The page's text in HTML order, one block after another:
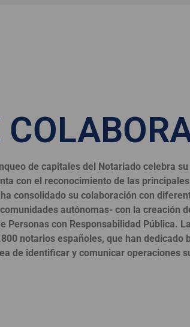
de capitales del Notariado celebra
con el reconocimiento de las
consolidado su colaboración con
autónomas- con la creación
Personas con Responsabilidad Pública.
notarios españoles, que han dedicado
de identificar y comunicar operaciones